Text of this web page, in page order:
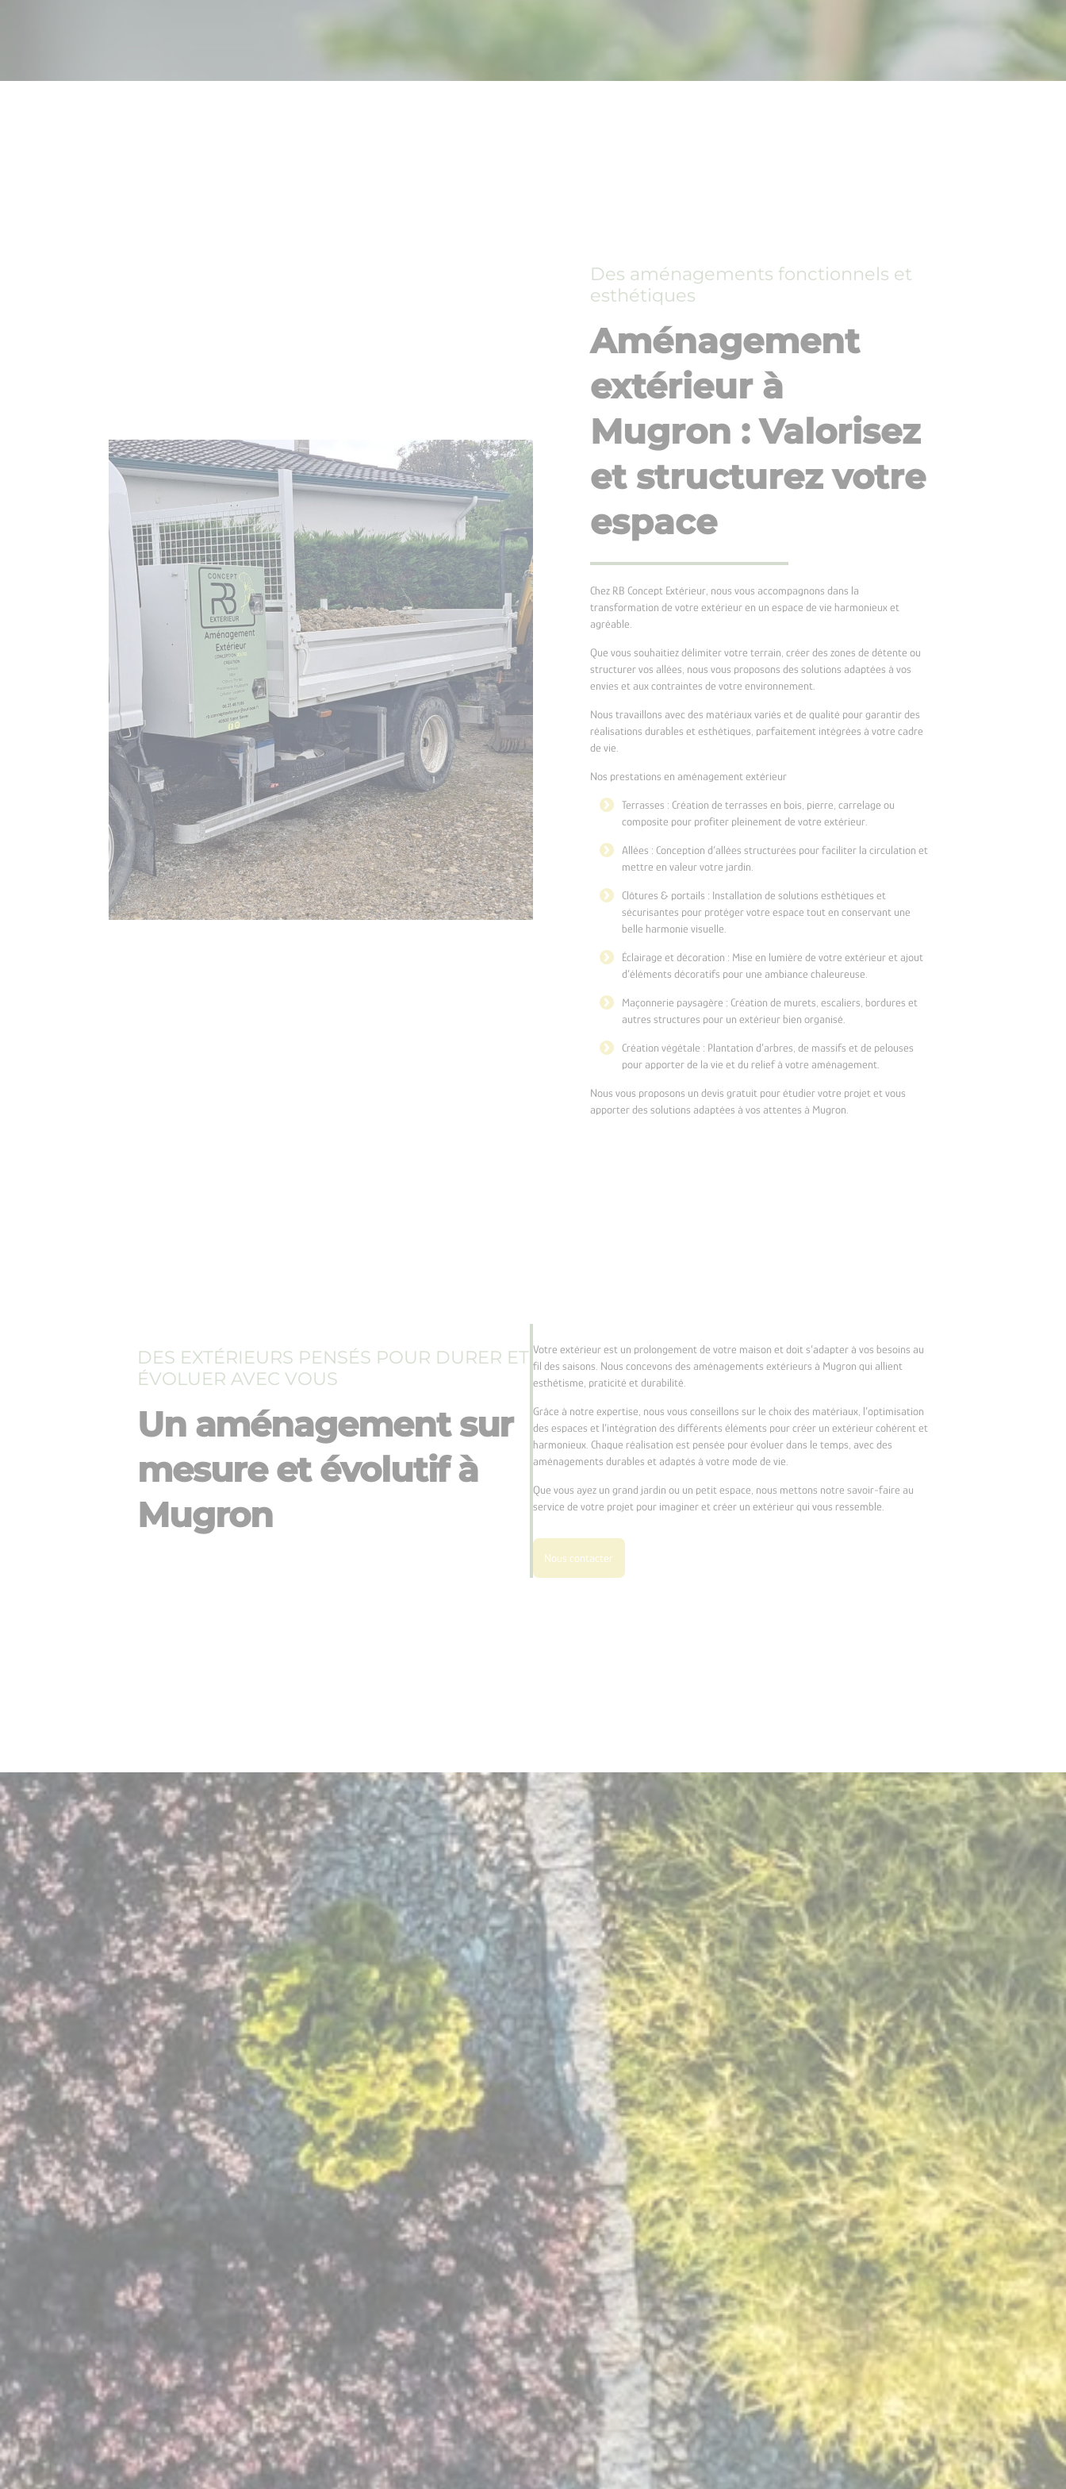
Des aménagements fonctionnels et
esthétiques
Aménagement
extérieur à
Mugron : Valorisez
et structurez votre
espace
Chez RB Concept Extérieur, nous vous accompagnons dans la
transformation de votre extérieur en un espace de vie harmonieux et
agréable.
Que vous souhaitiez délimiter votre terrain, créer des zones de détente ou
structurer vos allées, nous vous proposons des solutions adaptées à vos
envies et aux contraintes de votre environnement.
Nous travaillons avec des matériaux variés et de qualité pour garantir des
réalisations durables et esthétiques, parfaitement intégrées à votre cadre
de vie.
Nos prestations en aménagement extérieur
Terrasses : Création de terrasses en bois, pierre, carrelage ou
composite pour profiter pleinement de votre extérieur.
Allées : Conception d’allées structurées pour faciliter la circulation et
mettre en valeur votre jardin.
Clôtures & portails : Installation de solutions esthétiques et
sécurisantes pour protéger votre espace tout en conservant une
belle harmonie visuelle.
Éclairage et décoration : Mise en lumière de votre extérieur et ajout
d’éléments décoratifs pour une ambiance chaleureuse.
Maçonnerie paysagère : Création de murets, escaliers, bordures et
autres structures pour un extérieur bien organisé.
Création végétale : Plantation d’arbres, de massifs et de pelouses
pour apporter de la vie et du relief à votre aménagement.
Nous vous proposons un devis gratuit pour étudier votre projet et vous
apporter des solutions adaptées à vos attentes à Mugron.
DES EXTÉRIEURS PENSÉS POUR DURER ET
ÉVOLUER AVEC VOUS
Un aménagement sur
mesure et évolutif à
Mugron
Votre extérieur est un prolongement de votre maison et doit s’adapter à vos besoins au
fil des saisons. Nous concevons des aménagements extérieurs à Mugron qui allient
esthétisme, praticité et durabilité.
Grâce à notre expertise, nous vous conseillons sur le choix des matériaux, l’optimisation
des espaces et l’intégration des différents éléments pour créer un extérieur cohérent et
harmonieux. Chaque réalisation est pensée pour évoluer dans le temps, avec des
aménagements durables et adaptés à votre mode de vie.
Que vous ayez un grand jardin ou un petit espace, nous mettons notre savoir-faire au
service de votre projet pour imaginer et créer un extérieur qui vous ressemble.
Nous contacter